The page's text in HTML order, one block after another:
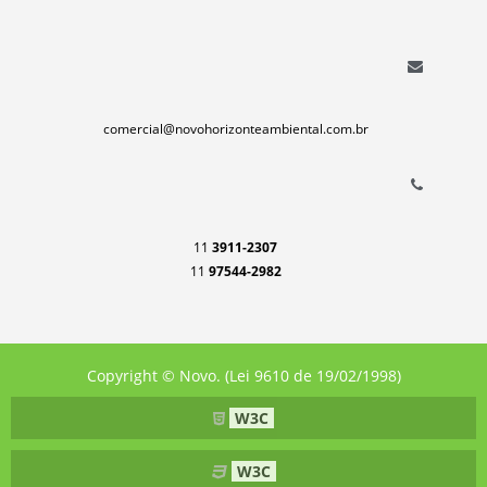
comercial@novohorizonteambiental.com.br
11 3911-2307
11 97544-2982
Copyright © Novo. (Lei 9610 de 19/02/1998)
W3C
W3C